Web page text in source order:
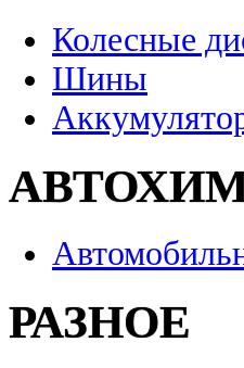
Колесные
Шины
РАЗНОЕ